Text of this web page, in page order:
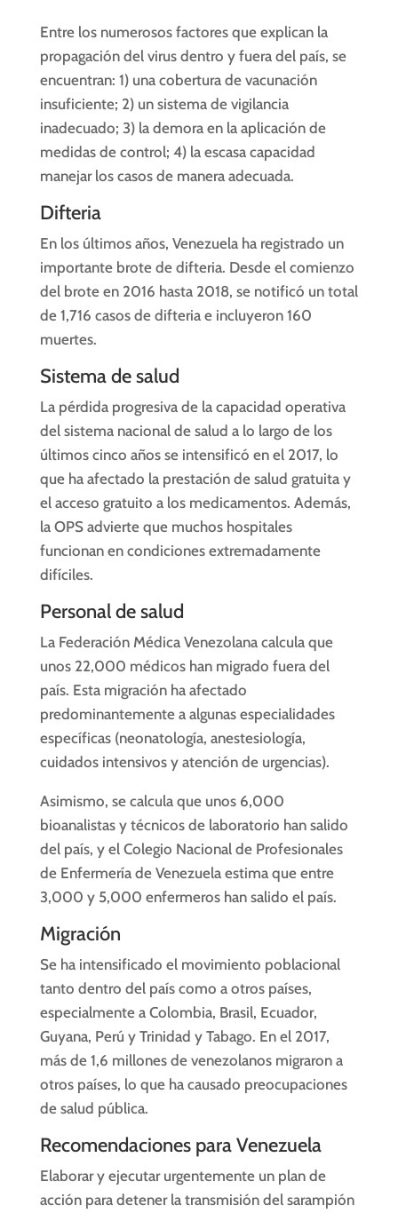
Entre los numerosos factores que explican la
propagación del virus dentro y fuera del país, se
encuentran: 1) una cobertura de vacunación
insuficiente; 2) un sistema de vigilancia
inadecuado; 3) la demora en la aplicación de
medidas de control; 4) la escasa capacidad
manejar los casos de manera adecuada.
Difteria
En los últimos años, Venezuela ha registrado un
importante brote de difteria. Desde el comienzo
del brote en 2016 hasta 2018, se notificó un total
de 1,716 casos de difteria e incluyeron 160
muertes.
Sistema de salud
La pérdida progresiva de la capacidad operativa
del sistema nacional de salud a lo largo de los
últimos cinco años se intensificó en el 2017, lo
que ha afectado la prestación de salud gratuita y
el acceso gratuito a los medicamentos. Además,
la OPS advierte que muchos hospitales
funcionan en condiciones extremadamente
difíciles.
Personal de salud
La Federación Médica Venezolana calcula que
unos 22,000 médicos han migrado fuera del
país. Esta migración ha afectado
predominantemente a algunas especialidades
específicas (neonatología, anestesiología,
cuidados intensivos y atención de urgencias).
Asimismo, se calcula que unos 6,000
bioanalistas y técnicos de laboratorio han salido
del país, y el Colegio Nacional de Profesionales
de Enfermería de Venezuela estima que entre
3,000 y 5,000 enfermeros han salido el país.
Migración
Se ha intensificado el movimiento poblacional
tanto dentro del país como a otros países,
especialmente a Colombia, Brasil, Ecuador,
Guyana, Perú y Trinidad y Tabago. En el 2017,
más de 1,6 millones de venezolanos migraron a
otros países, lo que ha causado preocupaciones
de salud pública.
Recomendaciones para Venezuela
Elaborar y ejecutar urgentemente un plan de
acción para detener la transmisión del sarampión